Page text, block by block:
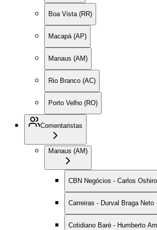
Boa Vista (RR)
Macapá (AP)
Manaus (AM)
Rio Branco (AC)
Porto Velho (RO)
Comentaristas
Manaus (AM)
CBN Negócios - Carlos Oshiro
Carreiras - Durval Braga Neto
Cotidiano Baré - Humberto